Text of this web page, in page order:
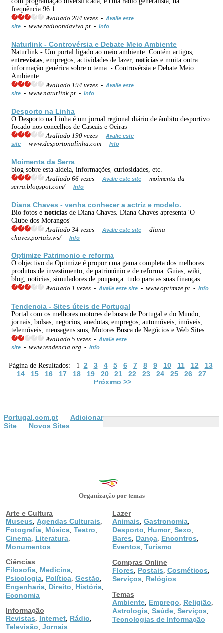
frequência 96.1.
Avaliado 204 vezes - Avalie este
site - www.radioondaviva.pt - Info
Naturlink - Controvérsia e Debate Meio Ambiente
Naturlink - Um portal ligado ao meio ambiente. Contém artigos,
entrevistas , empregos, actividades de lazer, notícias e muita outra
informaçào genérica sobre o tema. - Controvérsia e Debate Meio
Ambiente
Avaliado 194 vezes - Avalie este
site - www.naturlink.pt - Info
Desporto na Linha
O Desporto na Linha é um jornal regional diário de âmbito desportivo
focado nos concelhos de Cascais e Oeiras
Avaliado 190 vezes - Avalie este
site - www.desportonalinha.com - Info
Moimenta da Serra
blog sobre esta aldeia, informações, curiosidades, etc.
Avaliado 66 vezes - Avalie este site - moimenta-da-
serra.blogspot.com/ - Info
Diana Chaves - venha conhecer a actriz e modelo.
Bio fotos e notícias de Diana Chaves. Diana Chaves apresenta 'O
Clube dos Morangos'
Avaliado 34 vezes - Avalie este site - diana-
chaves.portais.ws/ - Info
Optimize Patrimonio e reforma
O objectivo da Optimize é propor uma gama completa dos melhores
produtos de investimento, de património e de reforma. Guias, wiki,
blog, noticias, simuladores de poupança: tudo para as suas finanças.
Avaliado 1 vezes - Avalie este site - www.optimize.pt - Info
Tendencia - Sites úteis de Portugal
Portal com os melhores motores de busca de Portugal e do Mundo,
jornais, bolsas, negocios, anedotas, empregos, automóveis, imóveis,
telemóveis, mensagens sms, Motores Busca de Negócios e Web Sites.
Avaliado 5 vezes - Avalie este
site - www.tendencia.org - Info
Página de Resultados: 1 2 3 4 5 6 7 8 9 10 11 12
13
14
15 16 17 18 19 20 21 22 23 24 25 26
27
Próximo >>
Portugal.com.pt
Adicionar
Site
Novos Sites
Organização por temas
Arte e Cultura
Museus
Agendas Culturais
Fotografia Música Teatro
Cinema Literatura
Monumentos
Ciências
Filosofia Medicina
Psicologia Política Gestão
Engenharia Direito História
Economia
Informação
Revistas
Internet Rádio
Televisão Jornais
Lazer
Animais Gastronomia
Desporto Humor, Sexo
Bares Dança Encontros
Eventos Turismo
Compras Online
Flores
Postais Cosméticos
Serviços
Relógios
Temas
Ambiente Emprego Religião
Astrologia Saúde Serviços
Tecnologias de Informação